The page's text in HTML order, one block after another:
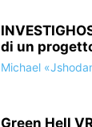
di un
Michael
Green Hell